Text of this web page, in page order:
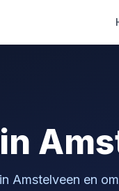
Amstelveen en